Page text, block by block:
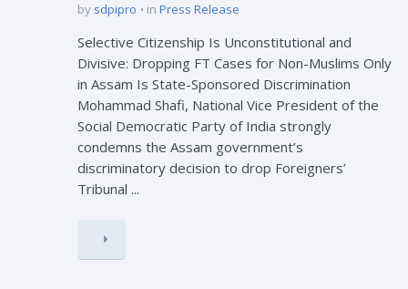
by sdpipro in Press Release
Selective Citizenship Is Unconstitutional and
Divisive: Dropping FT Cases for Non-Muslims Only
in Assam Is State-Sponsored Discrimination
Mohammad Shafi, National Vice President of the
Social Democratic Party of India strongly
condemns the Assam government’s
discriminatory decision to drop Foreigners’
Tribunal ...